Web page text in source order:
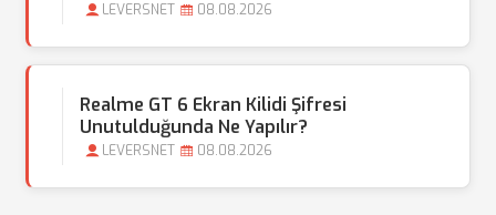
LEVERSNET 08.08.2026
Realme GT 6 Ekran Kilidi Şifresi
Unutulduğunda Ne Yapılır?
LEVERSNET 08.08.2026